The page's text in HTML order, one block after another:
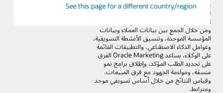
See this page for a different country/region
يساعد Oracle Fusion Cloud Marketing
المؤسسات على الانتقال من تنفيذ الحملات
التسويقية إلى تنسيق النمو القائم على الوكلاء.
ومن خلال الجمع بين بيانات العملاء وبيانات
المؤسسة الموحدة، وتنسيق الأنشطة التسويقية،
وعوامل الذكاء الاصطناعي، والتطبيقات القائمة
على الوكلاء، يساعد Oracle Marketing الفرق
على تحديد الطلب المؤكد، وإطلاق برامج نمو
منسقة، ومواءمة الجهود مع فرق المبيعات،
وقياس النتائج من خلال أساس تسويقي موحد
ومترابط.